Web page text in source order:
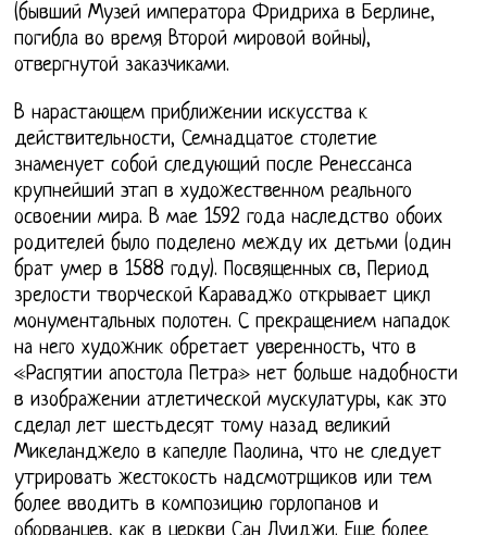
(бывший Музей императора Фридриха в Берлине,
погибла во время Второй мировой войны),
отвергнутой заказчиками.
В нарастающем приближении искусства к
действительности, Семнадцатое столетие
знаменует собой следующий после Ренессанса
крупнейший этап в художественном реального
освоении мира. В мае 1592 года наследство обоих
родителей было поделено между их детьми (один
брат умер в 1588 году). Посвященных св, Период
зрелости творческой Караваджо открывает цикл
монументальных полотен. С прекращением нападок
на него художник обретает уверенность, что в
«Распятии апостола Петра» нет больше надобности
в изображении атлетической мускулатуры, как это
сделал лет шестьдесят тому назад великий
Микеланджело в капелле Паолина, что не следует
утрировать жестокость надсмотрщиков или тем
более вводить в композицию горлопанов и